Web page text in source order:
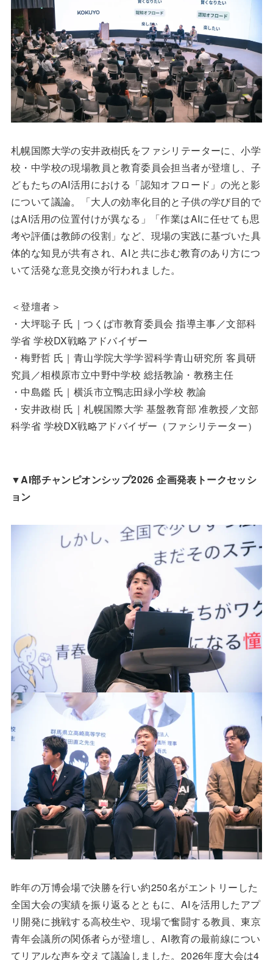
札幌国際大学の安井政樹氏をファシリテーターに、小学
校・中学校の現場教員と教育委員会担当者が登壇し、子
どもたちのAI活用における「認知オフロード」の光と影
について議論。「大人の効率化目的と子供の学び目的で
はAI活用の位置付けが異なる」「作業はAIに任せても思
考や評価は教師の役割」など、現場の実践に基づいた具
体的な知見が共有され、AIと共に歩む教育のあり方につ
いて活発な意見交換が行われました。
＜登壇者＞
・大坪聡子 氏｜つくば市教育委員会 指導主事／文部科
学省 学校DX戦略アドバイザー
・梅野哲 氏｜青山学院大学学習科学青山研究所 客員研
究員／相模原市立中野中学校 総括教諭・教務主任
・中島鑑 氏｜横浜市立鴨志田緑小学校 教諭
・安井政樹 氏｜札幌国際大学 基盤教育部 准教授／文部
科学省 学校DX戦略アドバイザー（ファシリテーター）
▼AI部チャンピオンシップ2026 企画発表トークセッシ
ョン
昨年の万博会場で決勝を行い約250名がエントリーした
全国大会の実績を振り返るとともに、AIを活用したアプ
リ開発に挑戦する高校生や、現場で奮闘する教員、東京
青年会議所の関係者らが登壇し、AI教育の最前線につい
てリアルな声を交えて議論しました。2026年度大会は4